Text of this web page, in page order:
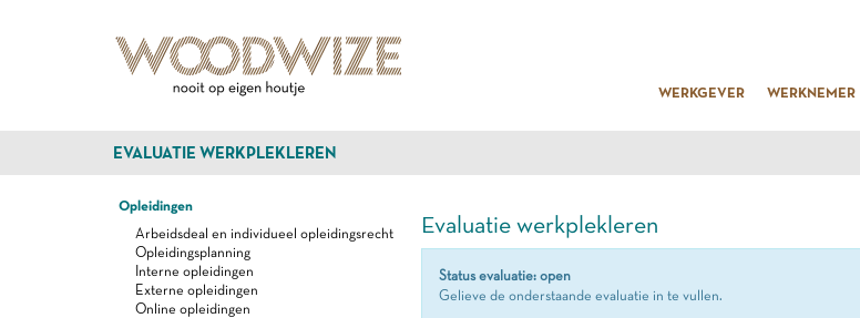
WERKGEVER WERKNEMER
EVALUATIE WERKPLEKLEREN
Opleidingen
Arbeidsdeal en individueel opleidingsrecht
Opleidingsplanning
Interne opleidingen
Externe opleidingen
Online opleidingen
Evaluatie werkplekleren
Status evaluatie: open
Gelieve de onderstaande evaluatie in te vullen.